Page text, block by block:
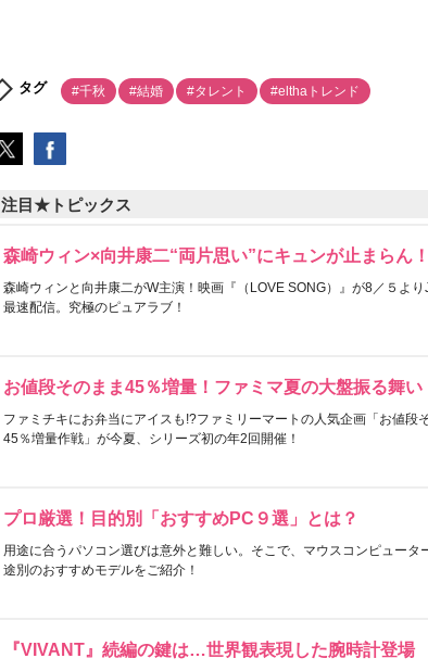
タグ #千秋 #結婚 #タレント #elthaトレンド
注目★トピックス
森崎ウィン×向井康二“両片思い”にキュンが止まらん！
森崎ウィンと向井康二がW主演！映画『（LOVE SONG）』が8／５よ
最速配信。究極のピュアラブ！
お値段そのまま45％増量！ファミマ夏の大盤振る舞い
ファミチキにお弁当にアイスも!?ファミリーマートの人気企画「お値段
45％増量作戦」が今夏、シリーズ初の年2回開催！
プロ厳選！目的別「おすすめPC９選」とは？
用途に合うパソコン選びは意外と難しい。そこで、マウスコンピュータ
途別のおすすめモデルをご紹介！
『VIVANT』続編の鍵は…世界観表現した腕時計登場